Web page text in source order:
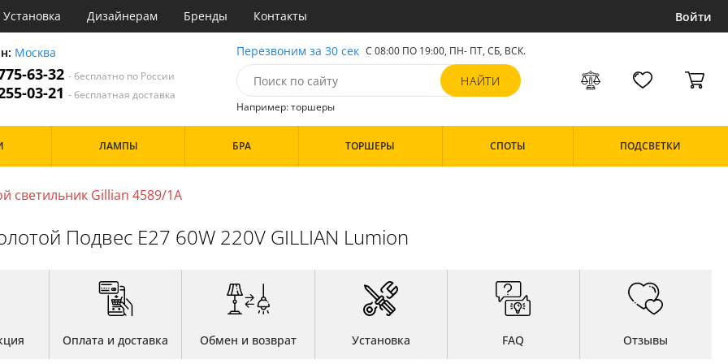
Установка Дизайнерам Бренды Контакты Войти
Москва
63-32- бесплатно по России
03-21- бесплатная доставка
Перезвоним за 30 сек С 08:00 ПО 19:00, ПН- ПТ, СБ, ВСК.
Например: торшеры
Кабинет
Кухня
Белые
Бронза
Особенности
ЛАМПЫ БРА ТОРШЕРЫ СПОТЫ ПОДСВЕТКИ
светильник Gillian 4589/1A
Подвес E27 60W 220V GILLIAN Lumion
Оплата и доставка Обмен и возврат Установка FAQ Отзывы